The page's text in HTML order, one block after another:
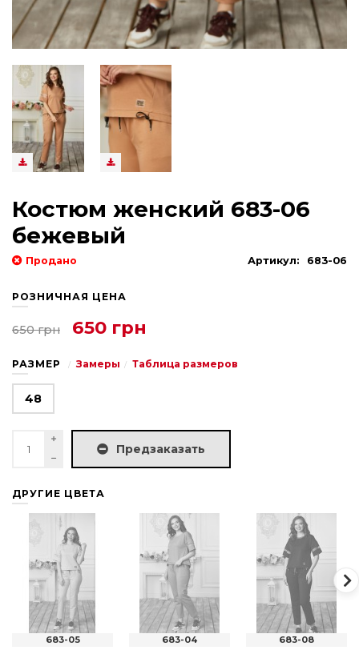
Костюм женский 683-06
бежевый
Продано Артикул: 683-06
РОЗНИЧНАЯ ЦЕНА
650 грн 650 грн
РАЗМЕР Замеры Таблица размеров
48
Предзаказать
ДРУГИЕ ЦВЕТА
683-05 683-04 683-08